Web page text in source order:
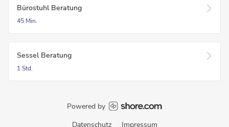
Bürostuhl Beratung
45 Min.
Sessel Beratung
1 Std.
Powered by
Datenschutz
Impressum